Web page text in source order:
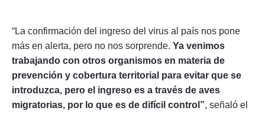
“La confirmación del ingreso del virus al país nos pone
más en alerta, pero no nos sorprende. Ya venimos
trabajando con otros organismos en materia de
prevención y cobertura territorial para evitar que se
introduzca, pero el ingreso es a través de aves
migratorias, por lo que es de difícil control”, señaló el